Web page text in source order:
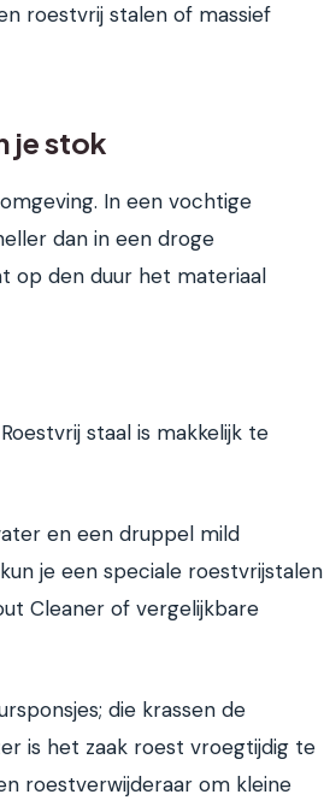
roestvrij stalen of massief
je stok
In een vochtige
dan in een droge
op den duur het materiaal
staal is makkelijk te
en een druppel mild
je een speciale roestvrijstalen
Cleaner of vergelijkbare
die krassen de
is het zaak roest vroegtijdig te
roestverwijderaar om kleine